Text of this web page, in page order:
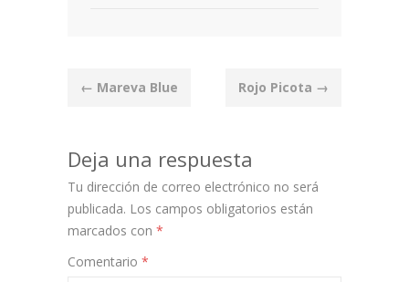
Post
← Mareva Blue Rojo Picota →
Deja una respuesta
Tu dirección de correo electrónico no será
publicada. Los campos obligatorios están
marcados con *
Comentario *